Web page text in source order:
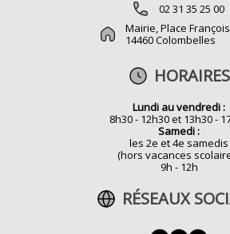
02 31 35 25 00
Mairie, Place
14460 Colombelles
HORAIRES
Lundi au vendredi :
8h30 - 12h30 et 13h30 -
Samedi :
les 2e et 4e samedis
(hors vacances
9h - 12h
RÉSEAUX